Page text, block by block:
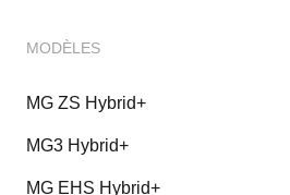
MODÈLES
MG ZS Hybrid+
MG3 Hybrid+
MG EHS Hybrid+